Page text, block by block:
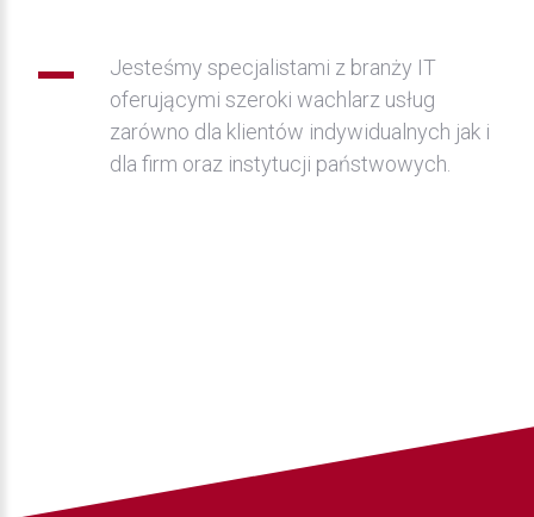
Jesteśmy specjalistami z branży IT
oferującymi szeroki wachlarz usług
zarówno dla klientów indywidualnych jak i
dla firm oraz instytucji państwowych.